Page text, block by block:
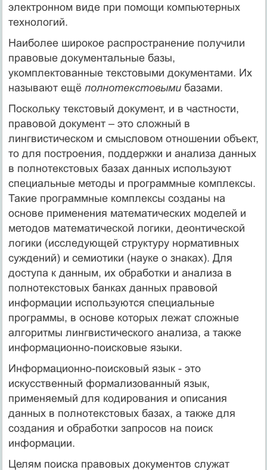
электронном виде при помощи компьютерных
технологий.
Наиболее широкое распространение получили
правовые документальные базы,
укомплектованные текстовыми документами. Их
называют ещё полнотекстовымибазами.
Поскольку текстовый документ, и в частности,
правовой документ – это сложный в
лингвистическом и смысловом отношении объект,
то для построения, поддержки и анализа данных
в полнотекстовых базах данных используют
специальные методы и программные комплексы.
Такие программные комплексы созданы на
основе применения математических моделей и
методов математической логики, деонтической
логики (исследующей структуру нормативных
суждений) и семиотики (науке о знаках). Для
доступа к данным, их обработки и анализа в
полнотекстовых банках данных правовой
информации используются специальные
программы, в основе которых лежат сложные
алгоритмы лингвистического анализа, а также
информационно-поисковые языки.
Информационно-поисковый язык - это
искусственный формализованный язык,
применяемый для кодирования и описания
данных в полнотекстовых базах, а также для
создания и обработки запросов на поиск
информации.
Целям поиска правовых документов служат